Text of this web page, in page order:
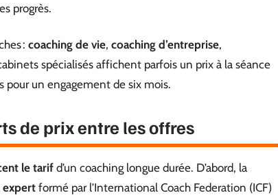
progrès.
: coaching de vie, coaching d’entreprise,
spécialisés affichent parfois un prix à la séance
pour un engagement de six mois.
de prix entre les offres
le tarifd’un coaching longue durée. D’abord, la
expert formé par l’International Coach Federation (ICF)